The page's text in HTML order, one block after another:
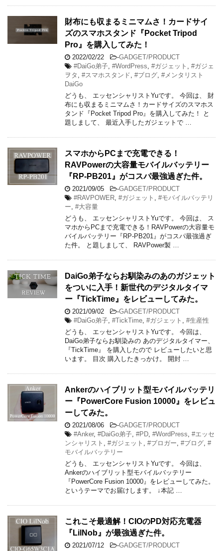
財布にも収まるミニマムさ！カードサイ
ズのスマホスタンド『Pocket Tripod
Pro』を購入してみた！
2022/02/22 -GADGET/PRODUCT
#DaiGo弟子 #WordPress #ガジェット
#ガジェ
ヲタ
#スマホスタンド #ブログ #メンタリスト
DaiGo
どうも、 エッセンシャリストYuです。 今回は、 財
布にも収まるミニマムさ！カードサイズのスマホス
タンド『Pocket Tripod Pro』を購入してみた！ と
題しまして、 最近入手したガジェットで …
スマホからPCまで充電できる！
RAVPowerの大容量モバイルバッテリー
『RP-PB201』がコスパ最強過ぎた件。
2021/09/05 -GADGET/PRODUCT
#RAVPOWER #ガジェット
#モバイルバッテリ
ー #大容量
どうも、 エッセンシャリストYuです。 今回は、 ス
マホからPCまで充電できる！RAVPowerの大容量モ
バイルバッテリー『RP-PB201』がコスパ最強過ぎ
た件。 と題しまして、 RAVPower製 …
DaiGo弟子ならお馴染みのあのガジェット
をついに入手！新世代のデジタルタイマ
ー『TickTime』をレビューしてみた。
2021/09/02 -GADGET/PRODUCT
#DaiGo弟子 #TickTime #ガジェット
#生産性
どうも、 エッセンシャリストYuです。 今回は、
DaiGo弟子ならお馴染みの あのデジタルタイマー、
『TickTime』 を購入したので レビューしたいと思
います。 目次 購入したきっかけ。 開封 …
Ankerのハイブリット型モバイルバッテリ
ー『PowerCore Fusion 10000』をレビュ
ーしてみた。
2021/08/06 -GADGET/PRODUCT
#Anker, #DaiGo弟子 #PD #WordPress #エッセ
ンシャリスト
#ガジェット #ブロガー #ブログ #
モバイルバッテリー
どうも、 エッセンシャリストYuです。 今回は、
Ankerのハイブリット型モバイルバッテリー
『PowerCore Fusion 10000』をレビューしてみた。
というテーマでお届けします。 ↓本記 …
これこそ最適解！CIOのPD対応充電器
『LilNob』が最強過ぎた件。
2021/07/12 -GADGET/PRODUCT